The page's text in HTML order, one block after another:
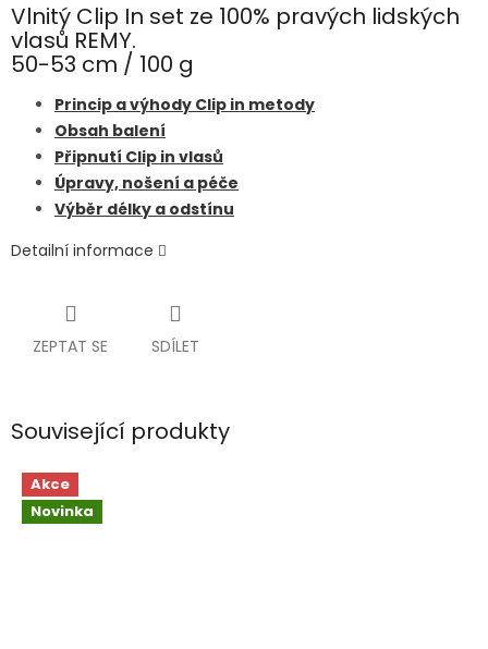
Vlnitý Clip In set ze 100% pravých lidských
vlasů REMY.
50-53 cm / 100 g
Princip a výhody Clip in metody
Obsah balení
Připnutí Clip in vlasů
Úpravy, nošení a péče
Výběr délky a odstínu
Detailní informace
ZEPTAT SE SDÍLET
Související produkty
Akce
Novinka